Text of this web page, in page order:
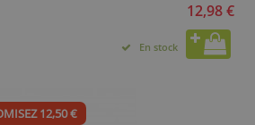
12,98 €
En stock
12,50 €